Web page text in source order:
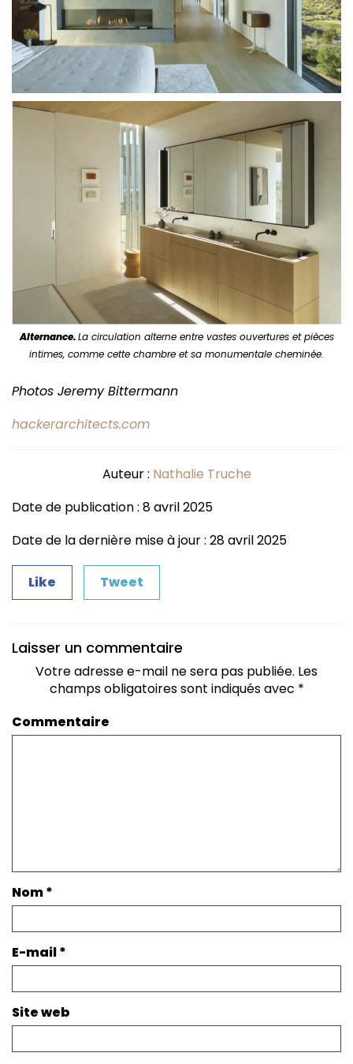
Alternance.La circulation alterne entre vastes ouvertures et pièces
intimes, comme cette chambre et sa monumentale cheminée.
Photos Jeremy Bittermann
hackerarchitects.com
Auteur : Nathalie Truche
Date de publication : 8 avril 2025
Date de la dernière mise à jour : 28 avril 2025
Like Tweet
Laisser un commentaire
Votre adresse e-mail ne sera pas publiée. Les
champs obligatoires sont indiqués avec *
Commentaire
Nom*
E-mail*
Site web